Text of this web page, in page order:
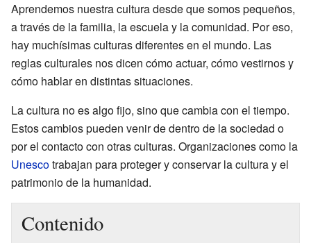
Aprendemos nuestra cultura desde que somos pequeños,
a través de la familia, la escuela y la comunidad. Por eso,
hay muchísimas culturas diferentes en el mundo. Las
reglas culturales nos dicen cómo actuar, cómo vestirnos y
cómo hablar en distintas situaciones.
La cultura no es algo fijo, sino que cambia con el tiempo.
Estos cambios pueden venir de dentro de la sociedad o
por el contacto con otras culturas. Organizaciones como la
Unescotrabajan para proteger y conservar la cultura y el
patrimonio de la humanidad.
Contenido